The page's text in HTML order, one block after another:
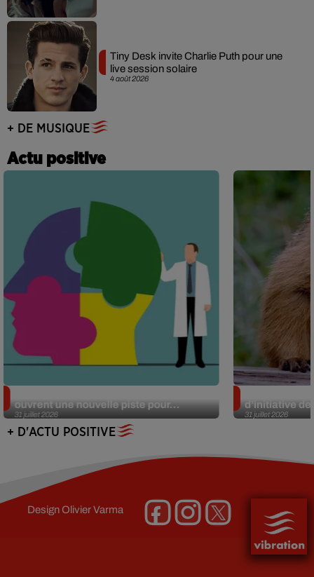
4 août 2026
Tiny Desk invite Charlie Puth pour une
live session solaire
+ DE MUSIQUE
Actu positive
31 juillet 2026
ouvrent une nouvelle piste pour...
31 juillet 2026
d’initiative
+ D'ACTU POSITIVE
DesignOlivier Varma